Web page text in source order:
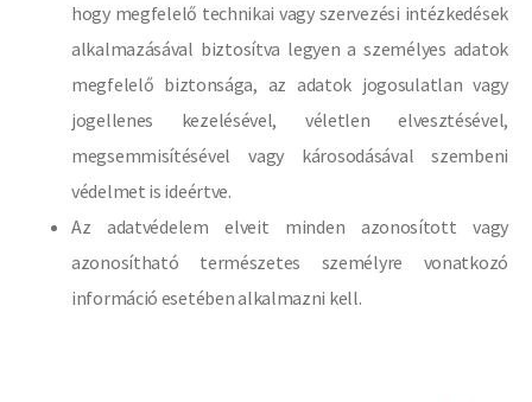
hogy megfelelő technikai vagy szervezési intézkedések
alkalmazásával biztosítva legyen a személyes adatok
megfelelő biztonsága, az adatok jogosulatlan vagy
jogellenes kezelésével, véletlen elvesztésével,
megsemmisítésével vagy károsodásával szembeni
védelmet is ideértve.
Az adatvédelem elveit minden azonosított vagy
azonosítható természetes személyre vonatkozó
információ esetében alkalmazni kell.